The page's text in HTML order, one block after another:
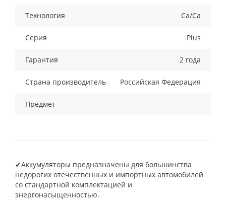
Технология Ca/Ca
Серия Plus
Гарантия 2 года
Страна производитель Российская Федерация
Предмет
✔Аккумуляторы предназначены для большинства
недорогих отечественных и импортных автомобилей
со стандартной комплектацией и
энергонасыщенностью.